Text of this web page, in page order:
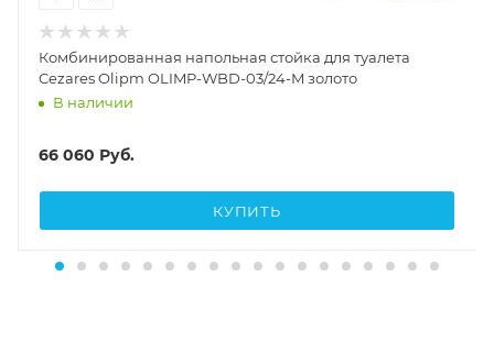
Комбинированная напольная стойка для туалета
Cezares Olipm OLIMP-WBD-03/24-M золото
В наличии
66 060 Руб.
КУПИТЬ